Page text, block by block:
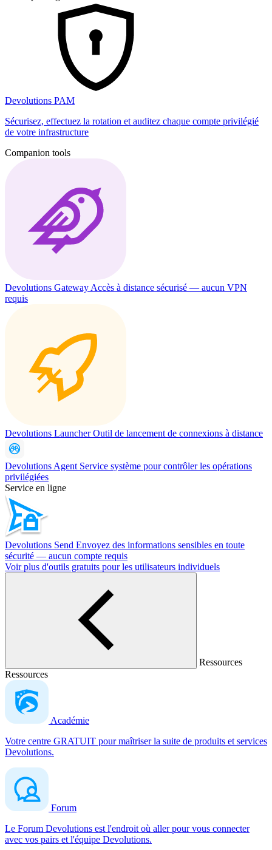
Devolutions PAM
Sécurisez, effectuez la rotation et auditez chaque compte privilégié
de votre infrastructure
Companion tools
Devolutions Gateway Accès à distance sécurisé — aucun VPN
requis
Devolutions LauncherOutil de lancement de connexions à distance
Devolutions Agent Service système pour contrôler les opérations
privilégiées
Service en ligne
Devolutions Send Envoyez des informations sensibles en toute
sécurité — aucun compte requis
Voir plus d'outils gratuits pour les utilisateurs individuels
Ressources
Ressources
Académie
Votre centre GRATUIT pour maîtriser la suite de produits et services
Devolutions.
Forum
Le Forum Devolutions est l'endroit où aller pour vous connecter
avec vos pairs et l'équipe Devolutions.